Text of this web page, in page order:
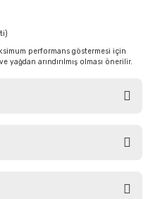
performans göstermesi için
arındırılmış olması önerilir.